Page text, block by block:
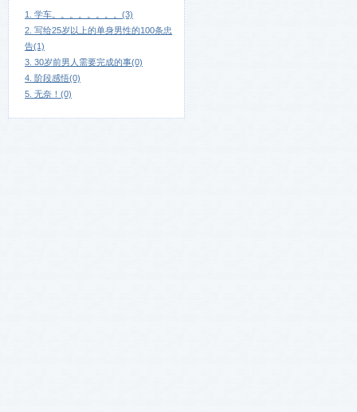
1. 学车。。。。。。。。(3)
2. 写给25岁以上的单身男性的100条忠
告(1)
3. 30岁前男人需要完成的事(0)
4. 阶段感悟(0)
5. 无奈！(0)